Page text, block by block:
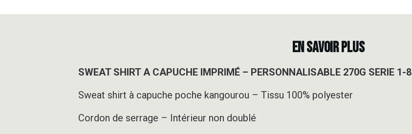
EN SAVOIR PLUS
SWEAT SHIRT A CAPUCHE IMPRIMÉ – PERSONNALISABLE 270G SERIE 1-8
Sweat shirt à capuche poche kangourou – Tissu 100% polyester
Cordon de serrage – Intérieur non doublé